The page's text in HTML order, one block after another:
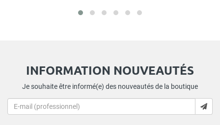
INFORMATION NOUVEAUTÉS
Je souhaite être informé(e) des nouveautés de la boutique